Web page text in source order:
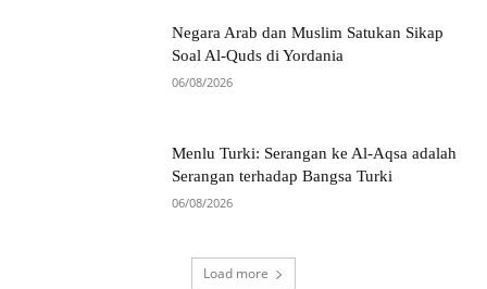
Negara Arab dan Muslim Satukan Sikap
Soal Al-Quds di Yordania
06/08/2026
Menlu Turki: Serangan ke Al-Aqsa adalah
Serangan terhadap Bangsa Turki
06/08/2026
Load more